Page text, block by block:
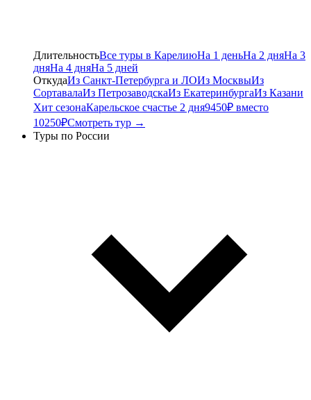
ДлительностьВсе туры в КарелиюНа 1 деньНа 2 дняНа 3
дняНа 4 дняНа 5 дней
ОткудаИз Санкт-Петербурга и ЛОИз МосквыИз
СортавалаИз ПетрозаводскаИз ЕкатеринбургаИз Казани
Хит сезонаКарельское счастье 2 дня9450₽ вместо
10250₽Смотреть тур →
Туры по России